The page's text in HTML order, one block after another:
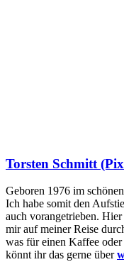
Torsten Schmitt
Geboren 1976 im
Ich habe somit den
auch vorangetrieben.
mir auf meiner Reise
was für einen Kaffee
könnt ihr das gerne über